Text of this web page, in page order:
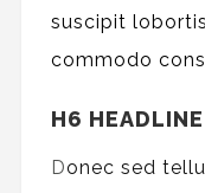
suscipit
commodo
H6 HEADLINE
Donec sed